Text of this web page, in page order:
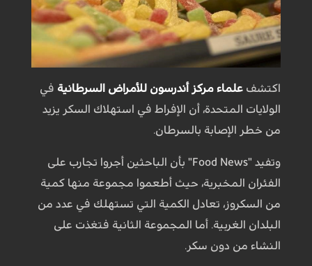
اكتشف علماء مركز أندرسون للأمراض السرطانية في
الولايات المتحدة، أن الإفراط في استهلاك السكر يزيد
من خطر الإصابة بالسرطان.
وتفيد "Food News" بأن الباحثين أجروا تجارب على
الفئران المخبرية، حيث أطعموا مجموعة منها كمية
من السكروز، تعادل الكمية التي تستهلك في عدد من
البلدان الغربية. أما المجموعة الثانية فتغذت على
النشاء من دون سكر.